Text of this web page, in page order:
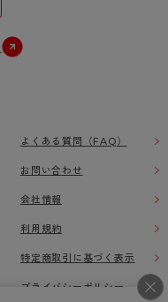
よくある質問（FAQ）
お問い合わせ
会社情報
利用規約
特定商取引に基づく表示
プライバシーポリシー